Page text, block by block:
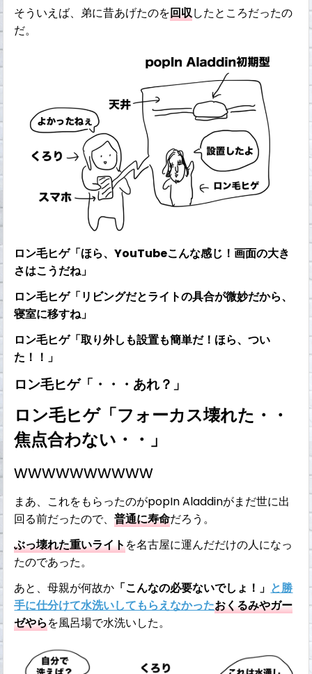
そういえば、弟に昔あげたのを回収したところだったの
だ。
ロン毛ヒゲ「ほら、YouTubeこんな感じ！画面の大き
さはこうだね」
ロン毛ヒゲ「リビングだとライトの具合が微妙だから、
寝室に移すね」
ロン毛ヒゲ「取り外しも設置も簡単だ！ほら、つい
た！！」
ロン毛ヒゲ「・・・あれ？」
ロン毛ヒゲ「フォーカス壊れた・・
焦点合わない・・」
wwwwwwwwww
まあ、これをもらったのがpopIn Aladdinがまだ世に出
回る前だったので、普通に寿命だろう。
ぶっ壊れた重いライトを名古屋に運んだだけの人になっ
たのであった。
あと、母親が何故か 「こんなの必要ないでしょ！」 と勝
手に仕分けて水洗いしてもらえなかったおくるみやガー
ゼやらを風呂場で水洗いした。